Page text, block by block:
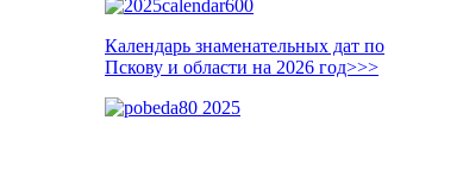
Календарь знаменательных дат по
Пскову и области на 2026 год>>>